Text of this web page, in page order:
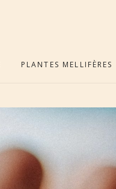
PLANTES MELLIFÈRES